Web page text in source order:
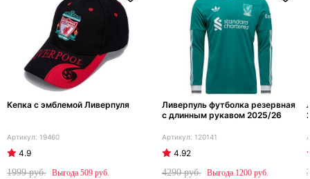
Кепка с эмблемой Ливерпуля
19460
4.9
1999
509
Ливерпуль футболка резервная
с длинным рукавом 2025/26
120141
4.92
4290
1200